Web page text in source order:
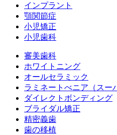
インプラント
顎関節症
小児矯正
小児歯科
審美歯科
ホワイトニング
オールセラミック
ラミネートべニア （スー
ダイレクトボンディング
ブライダル矯正
精密義歯
歯の移植